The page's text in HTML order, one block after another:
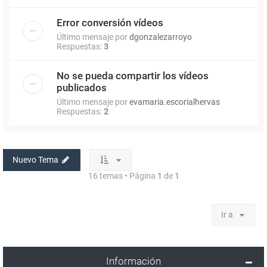
Error conversión vídeos
Último mensaje pordgonzalezarroyo
Respuestas:3
No se pueda compartir los vídeos
publicados
Último mensaje porevamaria.escorialhervas
Respuestas:2
Nuevo Tema
16 temas • Página 1 de 1
Ir a
Información